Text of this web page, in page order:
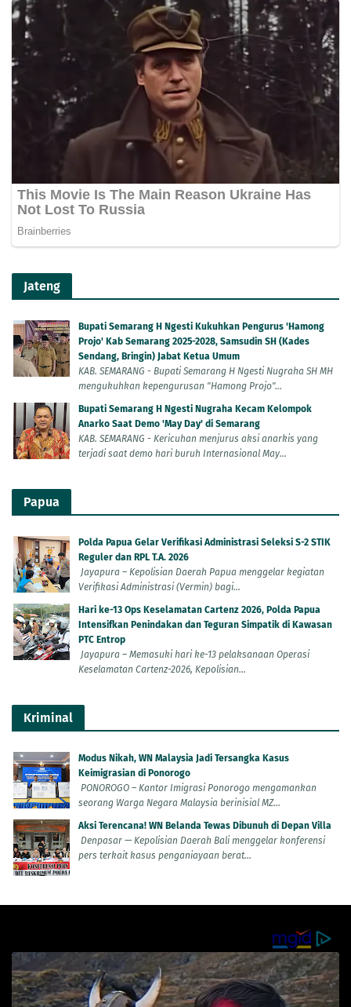
Jateng
Bupati Semarang H Ngesti Kukuhkan Pengurus 'Hamong
Projo' Kab Semarang 2025-2028, Samsudin SH (Kades
Sendang, Bringin) Jabat Ketua Umum
KAB. SEMARANG - Bupati Semarang H Ngesti Nugraha SH MH
mengukuhkan kepengurusan "Hamong Projo"...
Bupati Semarang H Ngesti Nugraha Kecam Kelompok
Anarko Saat Demo 'May Day' di Semarang
KAB. SEMARANG - Kericuhan menjurus aksi anarkis yang
terjadi saat demo hari buruh Internasional May...
Papua
Polda Papua Gelar Verifikasi Administrasi Seleksi S-2 STIK
Reguler dan RPL T.A. 2026
Jayapura – Kepolisian Daerah Papua menggelar kegiatan
Verifikasi Administrasi (Vermin) bagi...
Hari ke-13 Ops Keselamatan Cartenz 2026, Polda Papua
Intensifkan Penindakan dan Teguran Simpatik di Kawasan
PTC Entrop
Jayapura – Memasuki hari ke-13 pelaksanaan Operasi
Keselamatan Cartenz-2026, Kepolisian...
Kriminal
Modus Nikah, WN Malaysia Jadi Tersangka Kasus
Keimigrasian di Ponorogo
PONOROGO – Kantor Imigrasi Ponorogo mengamankan
seorang Warga Negara Malaysia berinisial MZ...
Aksi Terencana! WN Belanda Tewas Dibunuh di Depan Villa
Denpasar — Kepolisian Daerah Bali menggelar konferensi
pers terkait kasus penganiayaan berat...